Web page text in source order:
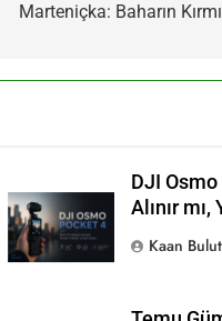
Marteniçka: Baharın
DJI
Alınır
Kaan Bulut